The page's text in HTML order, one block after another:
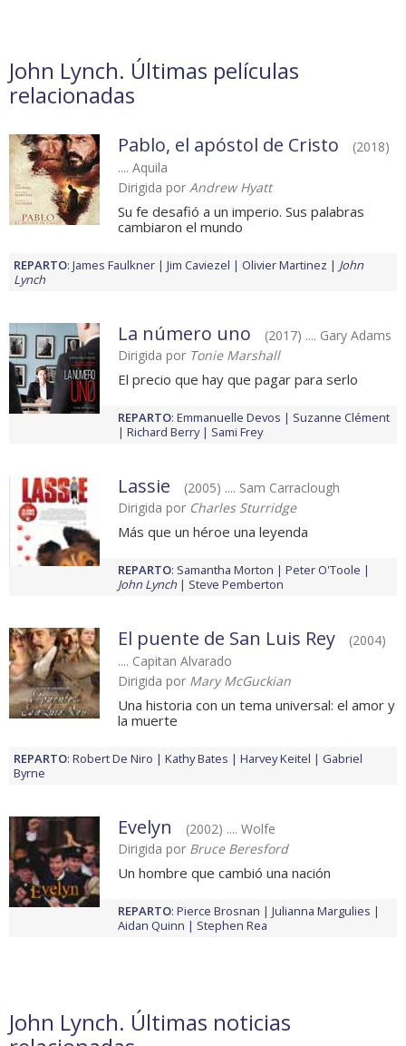
John Lynch. Últimas películas
relacionadas
Pablo, el apóstol de Cristo
(2018)
.... Aquila
Dirigida por Andrew Hyatt
Su fe desafió a un imperio. Sus palabras
cambiaron el mundo
REPARTO: James Faulkner Jim Caviezel Olivier Martinez
John
Lynch
La número uno
(2017) .... Gary Adams
Dirigida por Tonie Marshall
El precio que hay que pagar para serlo
REPARTO: Emmanuelle Devos
Suzanne Clément
Richard Berry
Sami Frey
Lassie
(2005) .... Sam Carraclough
Dirigida por Charles Sturridge
Más que un héroe una leyenda
REPARTO: Samantha Morton
Peter O'Toole
John Lynch
Steve Pemberton
El puente de San Luis Rey
(2004)
.... Capitan Alvarado
Dirigida por Mary McGuckian
Una historia con un tema universal: el amor y
la muerte
REPARTO: Robert De Niro Kathy Bates Harvey Keitel
Gabriel
Byrne
Evelyn
(2002) .... Wolfe
Dirigida por Bruce Beresford
Un hombre que cambió una nación
REPARTO: Pierce Brosnan
Julianna Margulies
Aidan Quinn
Stephen Rea
John Lynch. Últimas noticias